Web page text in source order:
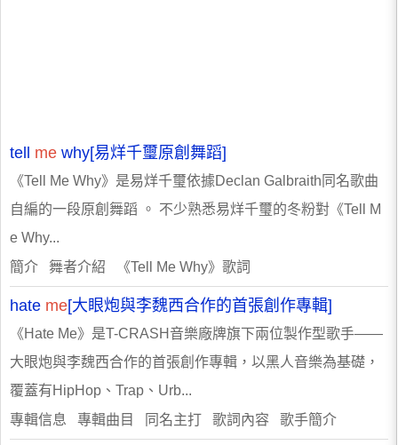
tell me why[易烊千璽原創舞蹈]
《Tell Me Why》是易烊千璽依據Declan Galbraith同名歌曲
自編的一段原創舞蹈 。 不少熟悉易烊千璽的冬粉對《Tell M
e Why...
簡介 舞者介紹 《Tell Me Why》歌詞
hate me[大眼炮與李魏西合作的首張創作專輯]
《Hate Me》是T-CRASH音樂廠牌旗下兩位製作型歌手——
大眼炮與李魏西合作的首張創作專輯，以黑人音樂為基礎，
覆蓋有HipHop、Trap、Urb...
專輯信息 專輯曲目 同名主打 歌詞內容 歌手簡介